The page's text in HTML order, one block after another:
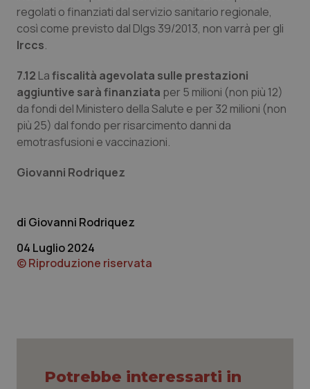
regolati o finanziati dal servizio sanitario regionale,
così come previsto dal Dlgs 39/2013, non varrà per gli
Irccs.
7.12 Lafiscalità agevolata sulle prestazioni
aggiuntive sarà finanziata per 5 milioni (non più 12)
da fondi del Ministero della Salute e per 32 milioni (non
più 25) dal fondo per risarcimento danni da
emotrasfusioni e vaccinazioni.
Giovanni Rodriquez
Giovanni Rodriquez
04 Luglio 2024
© Riproduzione riservata
Potrebbe interessarti in